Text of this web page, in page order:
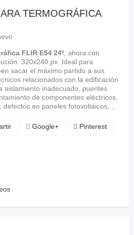
TERMOGRÁFICA
FLIR E54 24º , ahora con
320x240 px. Ideal para
sacar el máximo partido a sus
relacionados con la edificación
aislamiento inadecuado, puentes
de componentes eléctricos,
en paneles fotovoltáicos,...
Google+ Pinterest